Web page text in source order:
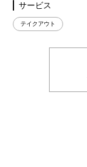
サービス
テイクアウト